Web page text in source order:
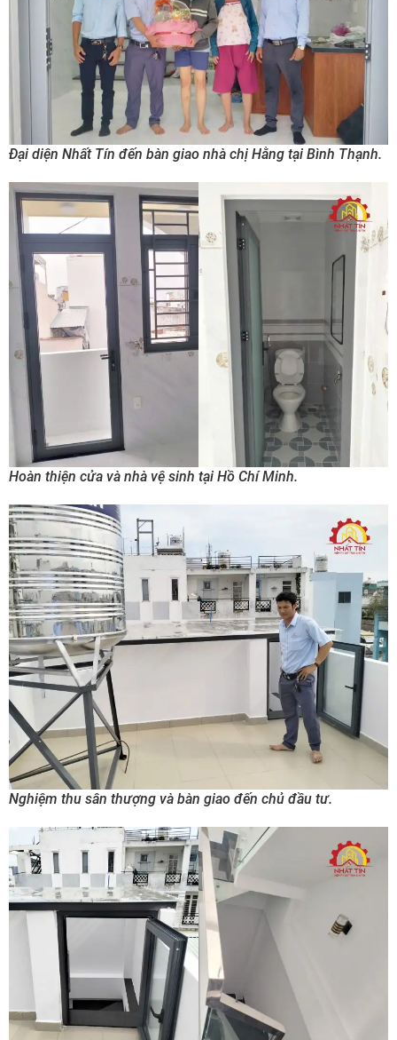
Đại diện Nhất Tín đến bàn giao nhà chị Hằng tại Bình Thạnh.
Hoàn thiện cửa và nhà vệ sinh tại Hồ Chí Minh.
Nghiệm thu sân thượng và bàn giao đến chủ đầu tư.